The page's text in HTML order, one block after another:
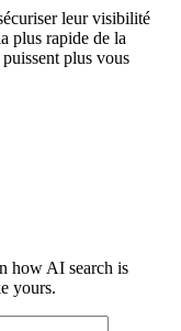
leur visibilité
plus rapide de la
plus vous
how AI search is
yours.